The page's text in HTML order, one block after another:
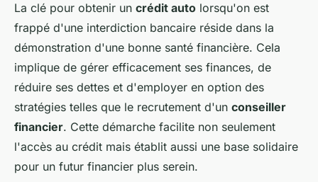
La clé pour obtenir un crédit auto lorsqu'on est
frappé d'une interdiction bancaire réside dans la
démonstration d'une bonne santé financière. Cela
implique de gérer efficacement ses finances, de
réduire ses dettes et d'employer en option des
stratégies telles que le recrutement d'un conseiller
financier. Cette démarche facilite non seulement
l'accès au crédit mais établit aussi une base solidaire
pour un futur financier plus serein.